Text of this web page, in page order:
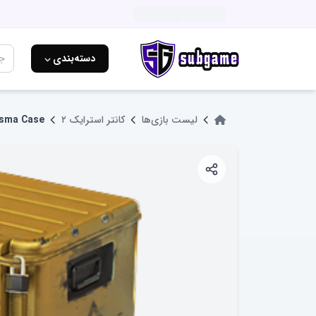
دسته‌بندی ⌵
لیست بازی‌ها کانتر استرایک ۲ Case